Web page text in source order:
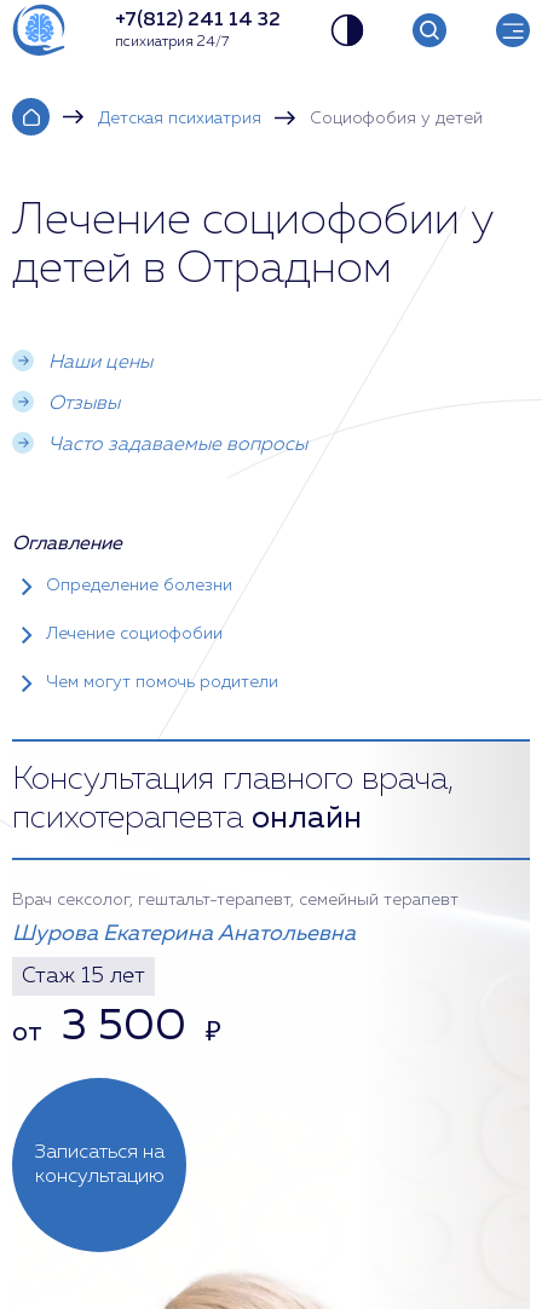
+7(812) 241 14 32
психиатрия 24/7
Детская психиатрия Социофобия у детей
Лечение социофобии у
детей в Отрадном
Наши цены
Отзывы
Часто задаваемые вопросы
Оглавление
Определение болезни
Лечение социофобии
Чем могут помочь родители
Консультация главного врача,
психотерапевта онлайн
Записаться на
консультацию
Врач сексолог, гештальт-терапевт, семейный терапевт
Шурова Екатерина Анатольевна
Стаж 15 лет
от 3 500 ₽